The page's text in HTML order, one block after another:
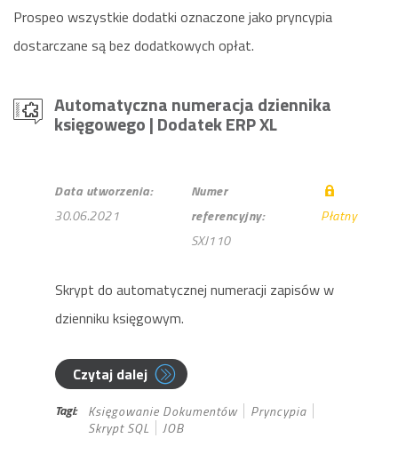
Prospeo wszystkie dodatki oznaczone jako pryncypia
dostarczane są bez dodatkowych opłat.
Automatyczna numeracja dziennika
księgowego| Dodatek ERP XL
Data utworzenia:
30.06.2021
Numer
referencyjny:
SXJ110
Płatny
Skrypt do automatycznej numeracji zapisów w
dzienniku księgowym.
Czytaj dalej
Tagi: Księgowanie Dokumentów
Pryncypia
Skrypt SQL
JOB